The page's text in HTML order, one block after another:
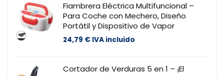
Fiambrera Eléctrica Multifuncional –
Para Coche con Mechero, Diseño
Portátil y Dispositivo de Vapor
24,79 € IVA incluido
Cortador de Verduras 5 en 1 – ¡El